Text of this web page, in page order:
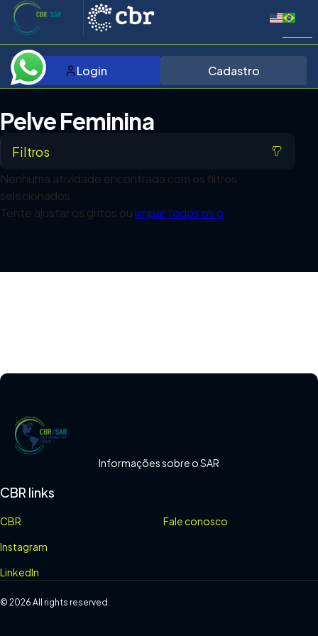
Login Cadastro
Pelve Feminina
Filtros
Nenhuma atividade encontrada com os filtros
selecionados.
Tente ajustar os gritos oulimpar todos os o.
Informações sobre o SAR
CBR links
CBR
Instagram
LinkedIn
Fale conosco
© 2026 All rights reserved.